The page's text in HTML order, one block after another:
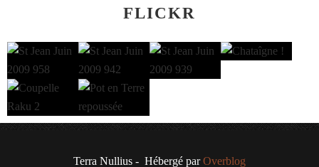
FLICKR
Terra Nullius - Hébergé parOverblog